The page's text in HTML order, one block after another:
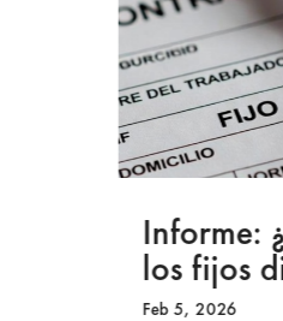
Informe:
los fijos
Feb 5, 2026